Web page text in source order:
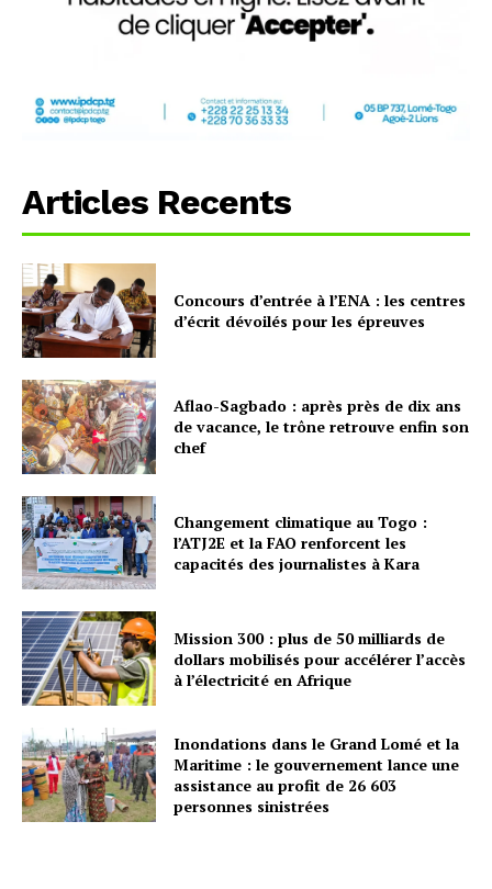
Articles Recents
Concours d’entrée à l’ENA : les centres
d’écrit dévoilés pour les épreuves
Aflao-Sagbado : après près de dix ans
de vacance, le trône retrouve enfin son
chef
Changement climatique au Togo :
l’ATJ2E et la FAO renforcent les
capacités des journalistes à Kara
Mission 300 : plus de 50 milliards de
dollars mobilisés pour accélérer l’accès
à l’électricité en Afrique
Inondations dans le Grand Lomé et la
Maritime : le gouvernement lance une
assistance au profit de 26 603
personnes sinistrées